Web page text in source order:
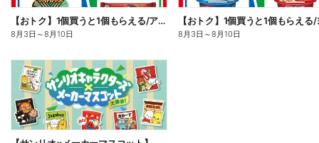
【おトク】1個買うと1個もらえる/アイス
8月3日 ～8月10日 8月3日 ～8月10日